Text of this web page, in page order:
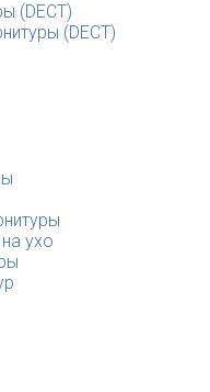
(DECT)
(DECT)
ухо